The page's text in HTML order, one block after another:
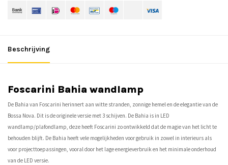
Beschrijving
Foscarini Bahia wandlamp
De Bahia van Foscarini herinnert aan witte stranden, zonnige hemel en de elegantie van de
Bossa Nova. Dit is de originele versie met 3 schijven. De Bahia is in LED
wandlamp/plafondlamp, deze heeft Foscarini zo ontwikkeld dat de magie van het licht te
behouden blijft. De Bahia heeft vele mogelijkheden voor gebruik in zowel in interieurs als
voor projecttoepassingen, vooral door het lage energieverbruik en het minimale onderhoud
van de LED versie.